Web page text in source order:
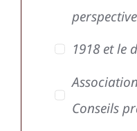
1918 et le
Conseils